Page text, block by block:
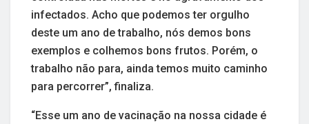
infectados. Acho que podemos ter orgulho
deste um ano de trabalho, nós demos bons
exemplos e colhemos bons frutos. Porém, o
trabalho não para, ainda temos muito caminho
para percorrer”, finaliza.
“Esse um ano de vacinação na nossa cidade é